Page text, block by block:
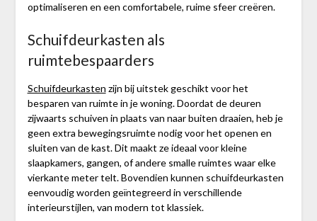
optimaliseren en een comfortabele, ruime sfeer creëren.
Schuifdeurkasten als
ruimtebespaarders
Schuifdeurkasten zijn bij uitstek geschikt voor het
besparen van ruimte in je woning. Doordat de deuren
zijwaarts schuiven in plaats van naar buiten draaien, heb je
geen extra bewegingsruimte nodig voor het openen en
sluiten van de kast. Dit maakt ze ideaal voor kleine
slaapkamers, gangen, of andere smalle ruimtes waar elke
vierkante meter telt. Bovendien kunnen schuifdeurkasten
eenvoudig worden geïntegreerd in verschillende
interieurstijlen, van modern tot klassiek.